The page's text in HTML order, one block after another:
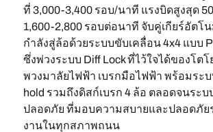
ที่ 3,000-3,400 รอบ/นาที แรงบิดสูงสุด
1,600-2,800 รอบต่อนาที จับคู่เกียร์อัตโ
กำลังสู่ล้อด้วยระบบขับเคลื่อน 4x4 แบบ
ซึ่งพ่วงระบบ Diff Lock ที่ไว้ใจได้ของโตโ
พวงมาลัยไฟฟ้า เบรกมือไฟฟ้า พร้อมระบ
hold รวมถึงดิสก์เบรก 4 ล้อ ตลอดจนระบ
ปลอดภัย ที่มอบความสบายและปลอดภัย
งานในทุกสภาพถนน